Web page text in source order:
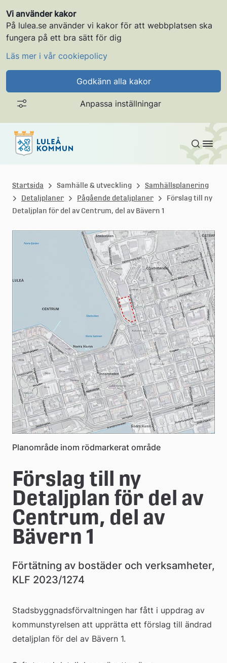
Vi använder kakor
På lulea.se använder vi kakor för att webbplatsen ska
fungera på ett bra sätt för dig
Läs mer i vår cookiepolicy
Godkänn alla kakor
Anpassa inställningar
Gå till innehållet
u
l
e
å
o
m
u
n
Startsida Samhälle & utveckling
Samhällsplanering
Detaljplaner
Pågående detaljplaner
Förslag till ny
Detaljplan för del av Centrum, del av Bävern 1
Planområde inom rödmarkerat område
Förslag till ny
Detaljplan för del av
Centrum, del av
Bävern 1
Förtätning av bostäder och verksamheter,
KLF 2023/1274
Stadsbyggnadsförvaltningen har fått i uppdrag av
kommunstyrelsen att upprätta ett förslag till ändrad
detaljplan för del av Bävern 1.